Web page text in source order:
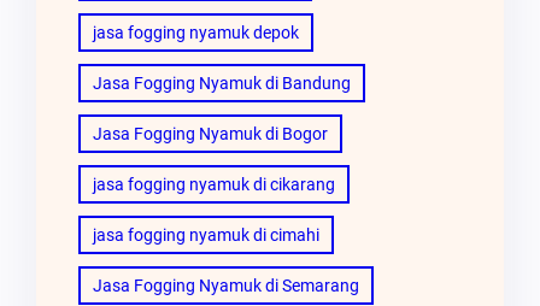
jasa fogging nyamuk depok
Jasa Fogging Nyamuk di Bandung
Jasa Fogging Nyamuk di Bogor
jasa fogging nyamuk di cikarang
jasa fogging nyamuk di cimahi
Jasa Fogging Nyamuk di Semarang